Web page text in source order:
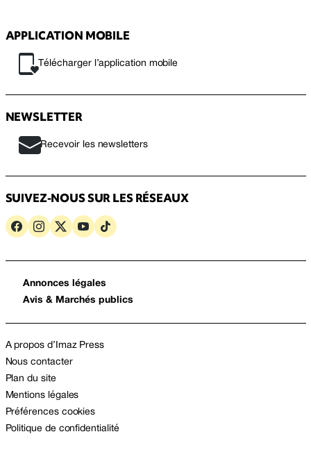
APPLICATION MOBILE
Télécharger l’application mobile
NEWSLETTER
Recevoir les newsletters
SUIVEZ-NOUS SUR LES RÉSEAUX
Annonces légales
Avis & Marchés publics
A propos d’Imaz Press
Nous contacter
Plan du site
Mentions légales
Préférences cookies
Politique de confidentialité